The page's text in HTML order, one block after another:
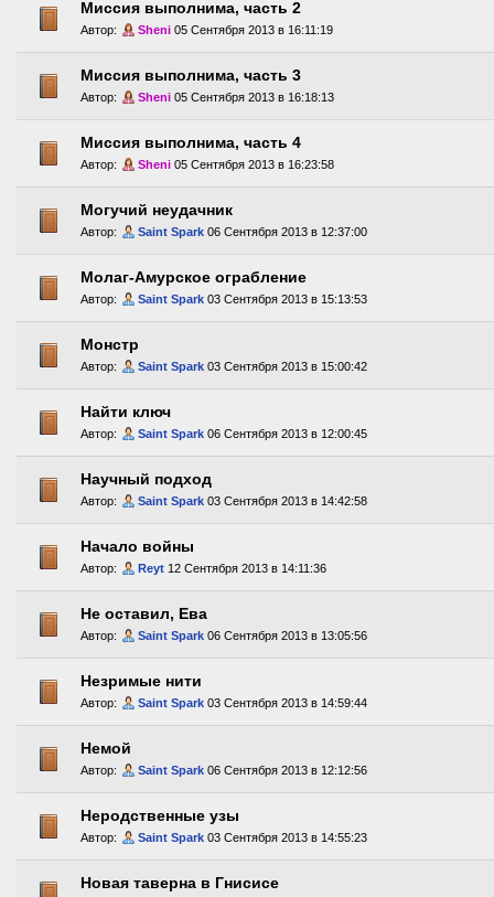
Миссия выполнима, часть 2
Автор: Sheni 05 Сентября 2013 в 16:11:19
Миссия выполнима, часть 3
Автор: Sheni 05 Сентября 2013 в 16:18:13
Миссия выполнима, часть 4
Автор: Sheni 05 Сентября 2013 в 16:23:58
Могучий неудачник
Автор: Saint Spark 06 Сентября 2013 в 12:37:00
Молаг-Амурское ограбление
Автор: Saint Spark 03 Сентября 2013 в 15:13:53
Монстр
Автор: Saint Spark 03 Сентября 2013 в 15:00:42
Найти ключ
Автор: Saint Spark 06 Сентября 2013 в 12:00:45
Научный подход
Автор: Saint Spark 03 Сентября 2013 в 14:42:58
Начало войны
Автор: Reyt 12 Сентября 2013 в 14:11:36
Не оставил, Ева
Автор: Saint Spark 06 Сентября 2013 в 13:05:56
Незримые нити
Автор: Saint Spark 03 Сентября 2013 в 14:59:44
Немой
Автор: Saint Spark 06 Сентября 2013 в 12:12:56
Неродственные узы
Автор: Saint Spark 03 Сентября 2013 в 14:55:23
Новая таверна в Гнисисе